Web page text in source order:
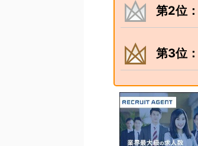
第2位
第3位：